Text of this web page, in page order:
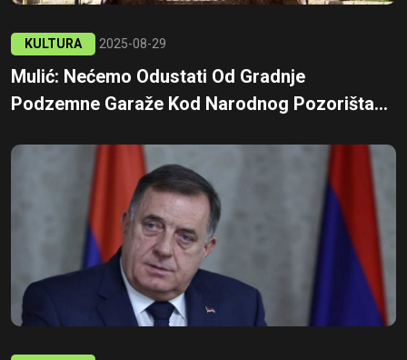
KULTURA 2025-08-29
Mulić: Nećemo Odustati Od Gradnje
Podzemne Garaže Kod Narodnog Pozorišta...